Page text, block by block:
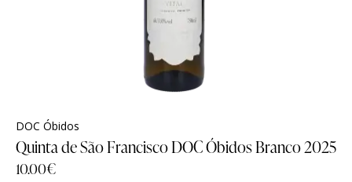
DOC Óbidos
Quinta de São Francisco DOC Óbidos Branco 2025
10.00€